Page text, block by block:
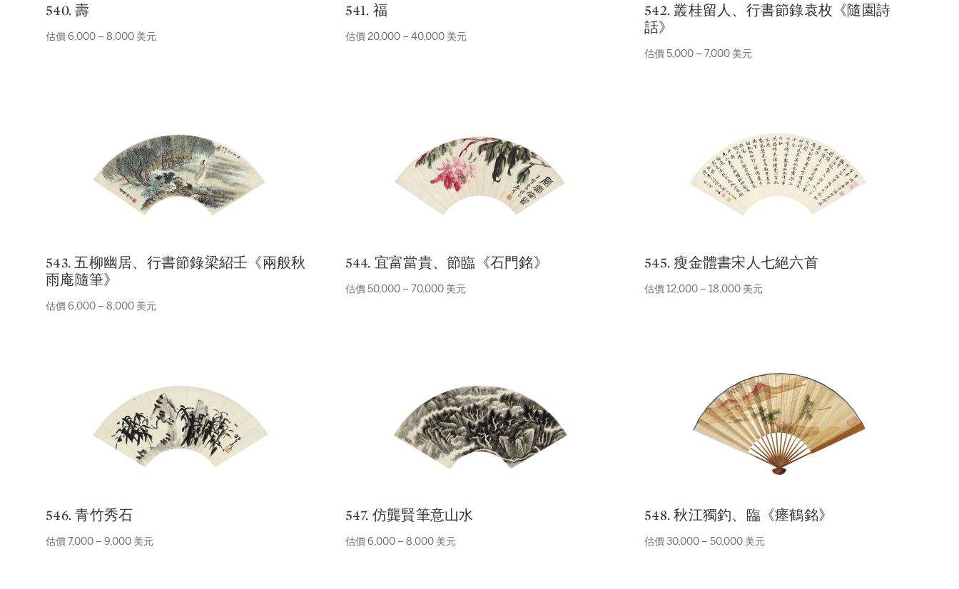
540. 壽
估價 6,000 – 8,000 美元
541. 福
估價 20,000 – 40,000 美元
542. 叢桂留人、行書節錄袁枚《隨園詩
話》
估價 5,000 – 7,000 美元
543. 五柳幽居、行書節錄梁紹壬《兩般秋
雨庵隨筆》
估價 6,000 – 8,000 美元
544. 宜富當貴、節臨《石門銘》
估價 50,000 – 70,000 美元
545. 瘦金體書宋人七絕六首
估價 12,000 – 18,000 美元
546. 青竹秀石
估價 7,000 – 9,000 美元
547. 仿龔賢筆意山水
估價 6,000 – 8,000 美元
548. 秋江獨釣、臨《瘗鶴銘》
估價 30,000 – 50,000 美元